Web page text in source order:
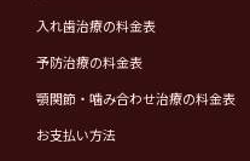
入れ歯治療の料金表
予防治療の料金表
顎関節・噛み合わせ治療の料金表
お支払い方法